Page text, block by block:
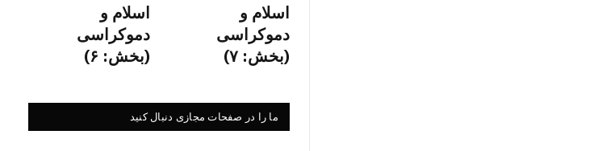
اسلام و
دموکراسی
(بخش: ۷)
اسلام و
دموکراسی
(بخش: ۶)
ما را در صفحات مجازی دنبال کنید